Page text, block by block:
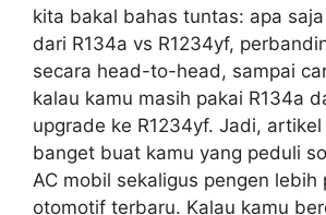
kita bakal bahas tuntas: apa
dari R134a vs R1234yf,
secara head-to-head, sampai
kalau kamu masih pakai R134a
upgrade ke R1234yf. Jadi,
banget buat kamu yang peduli
AC mobil sekaligus pengen lebih
otomotif terbaru. Kalau kamu